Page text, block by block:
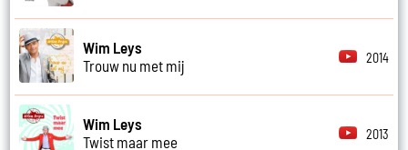
Wim Leys
Trouw nu met mij
2014
Wim Leys
Twist maar mee
2013